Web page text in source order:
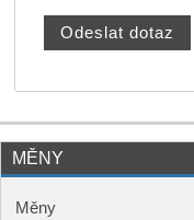
MĚNY
Měny